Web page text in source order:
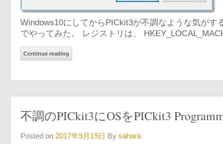
Windows10にしてからPICkit3が不調なような気が
でやってみた。 レジストリは、
Continue reading
不調のPICkit3にOSをPICkit3
Posted on 2017年9月19日 By sahara